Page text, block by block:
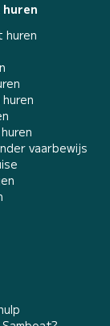
huren
vaarbewijs